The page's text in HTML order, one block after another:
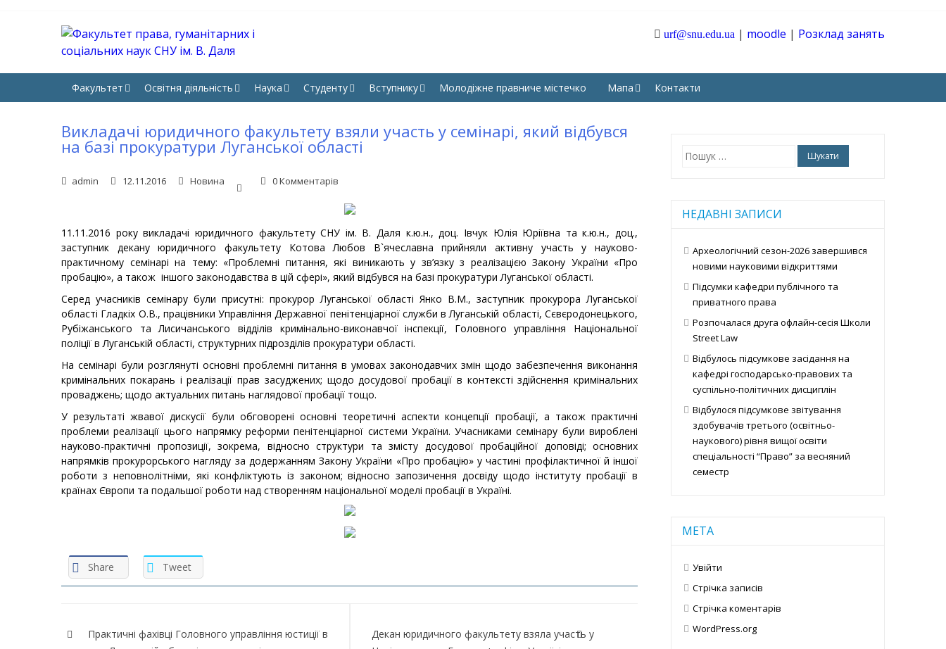
ФАКУЛЬТЕТ ПРАВА, ГУМАНІТАРНИХ І СОЦІАЛЬНИХ
НАУК СНУ ІМ. В. ДАЛЯ
urf@snu.edu.ua | moodle | Розклад занять
Факультет Освітня діяльність Наука Студенту Вступнику Молодіжне правниче містечко Мапа Контакти
Викладачі юридичного факультету взяли участь у семінарі, який відбувся
на базі прокуратури Луганської області
admin 12.11.2016 Новина 0 Комментарів
11.11.2016 року викладачі юридичного факультету СНУ ім. В. Даля к.ю.н., доц. Івчук Юлія Юріївна та к.ю.н., доц.,
заступник декану юридичного факультету Котова Любов В`ячеславна прийняли активну участь у науково-
практичному семінарі на тему: «Проблемні питання, які виникають у зв’язку з реалізацією Закону України «Про
пробацію», а також іншого законодавства в цій сфері», який відбувся на базі прокуратури Луганської області.
Серед учасників семінару були присутні: прокурор Луганської області Янко В.М., заступник прокурора Луганської
області Гладкіх О.В., працівники Управління Державної пенітенціарної служби в Луганській області, Сєвєродонецького,
Рубіжанського та Лисичанського відділів кримінально-виконавчої інспекції, Головного управління Національної
поліції в Луганській області, структурних підрозділів прокуратури області.
На семінарі були розглянуті основні проблемні питання в умовах законодавчих змін щодо забезпечення виконання
кримінальних покарань і реалізації прав засуджених; щодо досудової пробації в контексті здійснення кримінальних
проваджень; щодо актуальних питань наглядової пробації тощо.
У результаті жвавої дискусії були обговорені основні теоретичні аспекти концепції пробації, а також практичні
проблеми реалізації цього напрямку реформи пенітенціарної системи України. Учасниками семінару були вироблені
науково-практичні пропозиції, зокрема, відносно структури та змісту досудової пробаційної доповіді; основних
напрямків прокурорського нагляду за додержанням Закону України «Про пробацію» у частині профілактичної й іншої
роботи з неповнолітніми, які конфліктують із законом; відносно запозичення досвіду щодо інституту пробації в
країнах Європи та подальшої роботи над створенням національної моделі пробації в Україні.
Share Tweet
записів
Практичні фахівці Головного управління юстиції в
Декан юридичного факультету взяла участь у
Пошук:
НЕДАВНІ ЗАПИСИ
Археологічний сезон-2026 завершився
новими науковими відкриттями
Підсумки кафедри публічного та
приватного права
Розпочалася друга офлайн-сесія Школи
Street Law
Відбулось підсумкове засідання на
кафедрі господарсько-правових та
суспільно-політичних дисциплін
Відбулося підсумкове звітування
здобувачів третього (освітньо-
наукового) рівня вищої освіти
спеціальності “Право” за весняний
семестр
МЕТА
Увійти
Стрічка записів
Стрічка коментарів
WordPress.org